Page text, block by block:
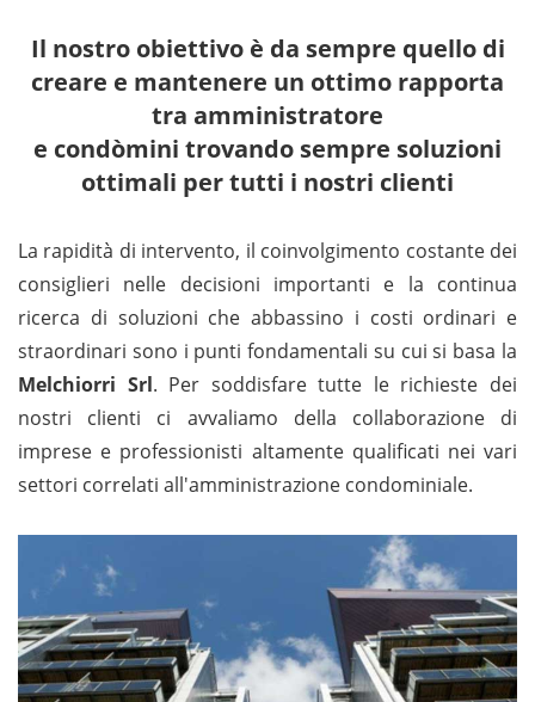
Il nostro obiettivo è da sempre quello di
creare e mantenere un ottimo rapporta
tra amministratore
e condòmini trovando sempre soluzioni
ottimali per tutti i nostri clienti
La rapidità di intervento, il coinvolgimento costante dei
consiglieri nelle decisioni importanti e la continua
ricerca di soluzioni che abbassino i costi ordinari e
straordinari sono i punti fondamentali su cui si basa la
Melchiorri Srl. Per soddisfare tutte le richieste dei
nostri clienti ci avvaliamo della collaborazione di
imprese e professionisti altamente qualificati nei vari
settori correlati all'amministrazione condominiale.